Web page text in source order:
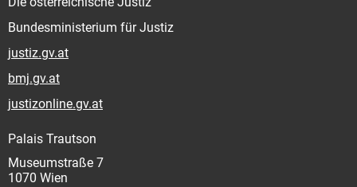
Bundesministerium für Justiz
justiz.gv.at
bmj.gv.at
justizonline.gv.at
Palais Trautson
Museumstraße 7
1070 Wien